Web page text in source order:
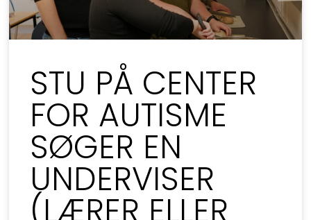
STU PÅ CENTER
FOR AUTISME
SØGER EN
UNDERVISER
(LÆRER ELLER